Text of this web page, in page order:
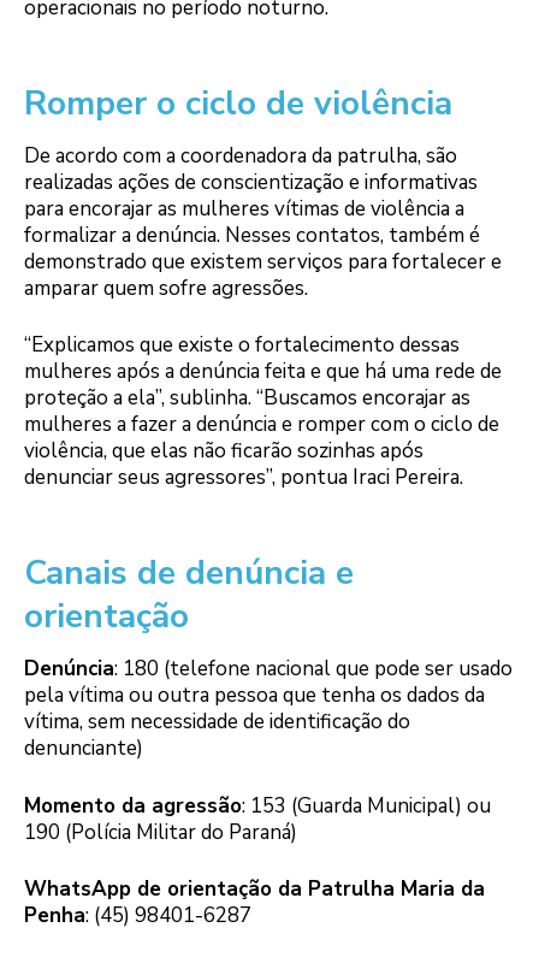
operacionais no período noturno.
Romper o ciclo de violência
De acordo com a coordenadora da patrulha, são
realizadas ações de conscientização e informativas
para encorajar as mulheres vítimas de violência a
formalizar a denúncia. Nesses contatos, também é
demonstrado que existem serviços para fortalecer e
amparar quem sofre agressões.
“Explicamos que existe o fortalecimento dessas
mulheres após a denúncia feita e que há uma rede de
proteção a ela”, sublinha. “Buscamos encorajar as
mulheres a fazer a denúncia e romper com o ciclo de
violência, que elas não ficarão sozinhas após
denunciar seus agressores”, pontua Iraci Pereira.
Canais de denúncia e
orientação
Denúncia: 180 (telefone nacional que pode ser usado
pela vítima ou outra pessoa que tenha os dados da
vítima, sem necessidade de identificação do
denunciante)
Momento da agressão: 153 (Guarda Municipal) ou
190 (Polícia Militar do Paraná)
WhatsApp de orientação da Patrulha Maria da
Penha: (45) 98401-6287